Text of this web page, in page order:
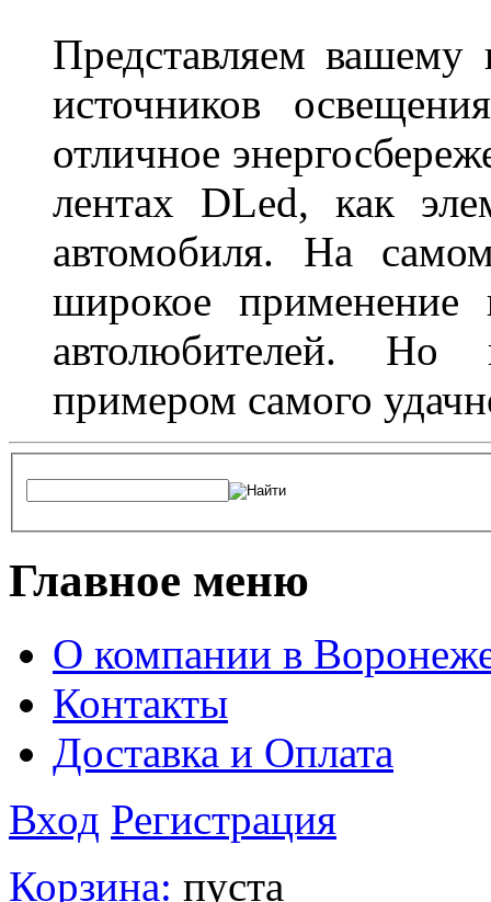
Представляем
источников
отличное
лентах DLed, как
автомобиля. На
широкое
автолюбителей. Но
примером самого
Главное меню
О компании в
Контакты
Доставка и Оплата
Вход Регистрация
Корзина: пуста